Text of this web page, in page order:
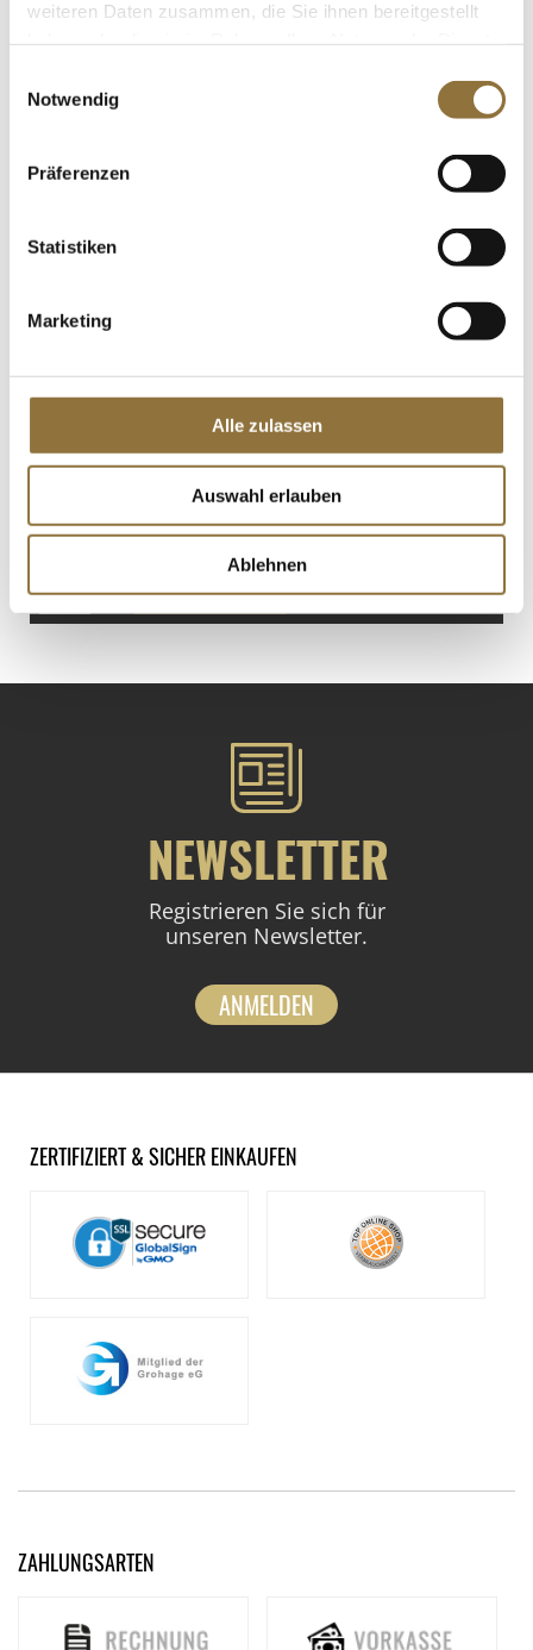
weiteren Daten zusammen, die Sie ihnen bereitgestellt
Notwendig
Präferenzen
Statistiken
Marketing
Alle zulassen
Auswahl erlauben
Ablehnen
geräuchert, 100 g
€ 6,99
St.
Schokoladenkonfekt mit Mocca (Kaffee),
€ 7,20
St.
NEWSLETTER
Registrieren Sie sich für
unseren Newsletter.
ANMELDEN
ZERTIFIZIERT & SICHER EINKAUFEN
ZAHLUNGSARTEN